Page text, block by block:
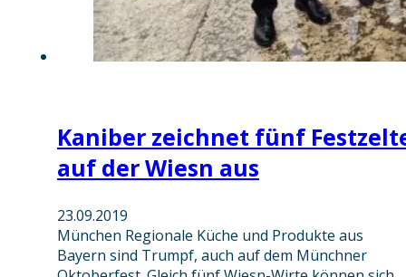
Kaniber zeichnet fünf
auf der Wiesn aus
23.09.2019
München Regionale Küche und Produkte aus
Bayern sind Trumpf, auch auf dem Münchner